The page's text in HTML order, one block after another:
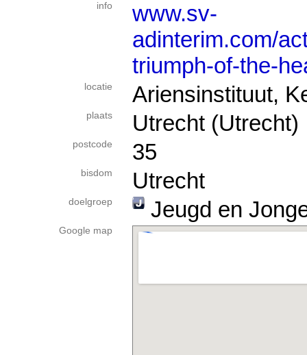
info
www.sv-
adinterim.com/
triumph-of-the-
locatie Ariensinstituut,
plaats Utrecht (Utrecht)
postcode 35
bisdom Utrecht
doelgroep Jeugd en
Google map